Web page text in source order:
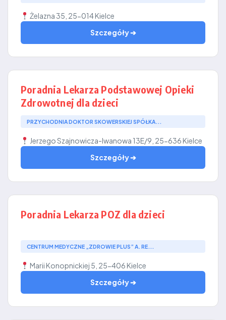
Żelazna 35, 25-014 Kielce
Szczegóły ➔
Poradnia Lekarza Podstawowej Opieki
Zdrowotnej dla dzieci
PRZYCHODNIA DOKTOR SKOWERSKIEJ SPÓŁKA...
Jerzego Szajnowicza-Iwanowa 13E/9, 25-636 Kielce
Szczegóły ➔
Poradnia Lekarza POZ dla dzieci
CENTRUM MEDYCZNE „ZDROWIE PLUS” A. RE...
Marii Konopnickiej 5, 25-406 Kielce
Szczegóły ➔